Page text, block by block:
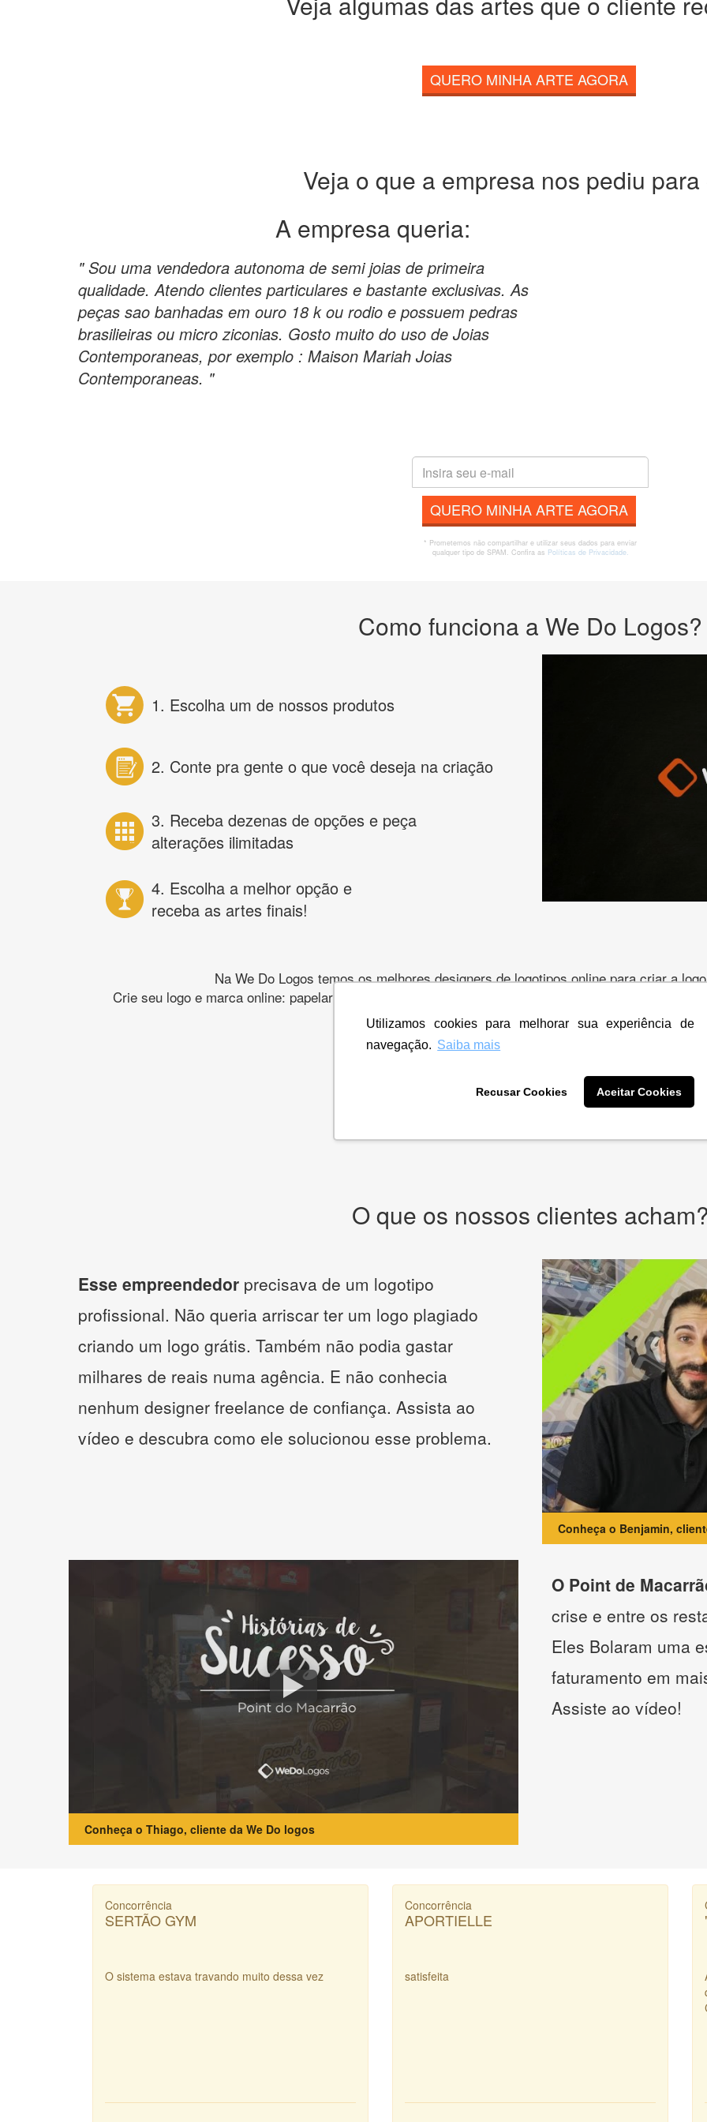
Utilizamos cookies para melhorar sua experiência de
navegação. Saiba mais
Recusar Cookies Aceitar Cookies
QUERO MINHA ARTE AGORA
Veja o que a empresa nos pediu para
A empresa queria:
" Sou uma vendedora autonoma de semi joias de primeira
qualidade. Atendo clientes particulares e bastante exclusivas. As
peças sao banhadas em ouro 18 k ou rodio e possuem pedras
brasilieiras ou micro ziconias. Gosto muito do uso de Joias
Contemporaneas, por exemplo : Maison Mariah Joias
Contemporaneas. "
QUERO MINHA ARTE AGORA
* Prometemos não compartilhar e utilizar seus dados para enviar
qualquer tipo de SPAM. Confira as Políticas de Privacidade.
Como funciona a We Do Logos?
1. Escolha um de nossos produtos
2. Conte pra gente o que você deseja na criação
3. Receba dezenas de opções e peça
alterações ilimitadas
4. Escolha a melhor opção e
receba as artes finais!
Na We Do Logos temos os melhores designers de logotipos online para criar a
Crie seu logo e marca online: papelaria, banner, cartão de visita, folder, flyer, website e muito
CRIE SUA MARCA
O que os nossos clientes
Esse empreendedor precisava de um logotipo
profissional. Não queria arriscar ter um logo plagiado
criando um logo grátis. Também não podia gastar
milhares de reais numa agência. E não conhecia
nenhum designer freelance de confiança. Assista ao
vídeo e descubra como ele solucionou esse problema.
Conheça o Benjamin,
Conheça o Thiago, cliente da We Do logos
O Point de
crise e entre os
Eles Bolaram uma
faturamento em
Assiste ao vídeo!
Concorrência
SERTÃO GYM
O sistema estava travando muito dessa vez
Concorrência
APORTIELLE
satisfeita